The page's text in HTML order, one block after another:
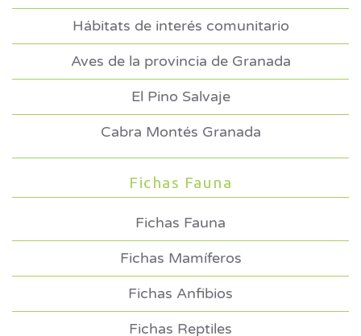
Hábitats de interés comunitario
Aves de la provincia de Granada
El Pino Salvaje
Cabra Montés Granada
Fichas Fauna
Fichas Fauna
Fichas Mamíferos
Fichas Anfibios
Fichas Reptiles